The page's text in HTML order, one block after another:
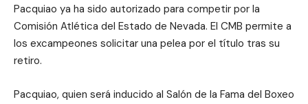
Pacquiao ya ha sido autorizado para competir por la
Comisión Atlética del Estado de Nevada. El CMB permite a
los excampeones solicitar una pelea por el título tras su
retiro.
Pacquiao, quien será inducido al Salón de la Fama del Boxeo